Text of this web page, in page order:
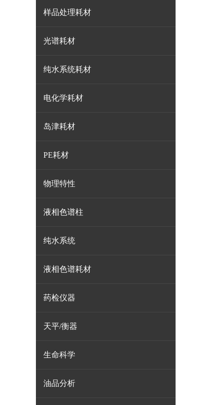
样品处理耗材
光谱耗材
纯水系统耗材
电化学耗材
岛津耗材
PE耗材
物理特性
液相色谱柱
纯水系统
液相色谱耗材
药检仪器
天平/衡器
生命科学
油品分析